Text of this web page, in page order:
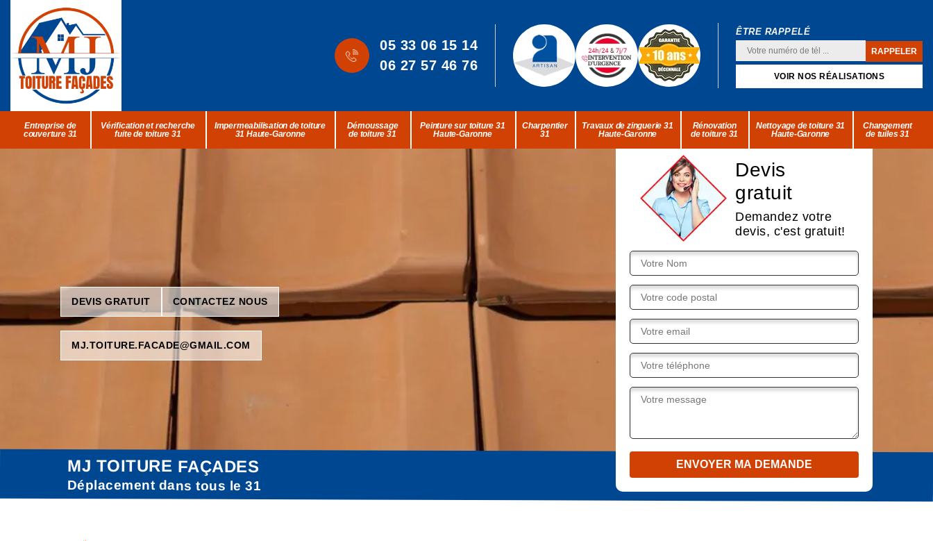
05 33 06 15 14
06 27 57 46 76
ÊTRE RAPPELÉ
VOIR NOS RÉALISATIONS
Entreprise de
couverture 31
Vérification et recherche
fuite de toiture 31
Impermeabilisation de toiture
31 Haute-Garonne
Démoussage
de toiture 31
Peinture sur toiture 31
Haute-Garonne
Charpentier
31
Travaux de zinguerie 31
Haute-Garonne
Rénovation
de toiture 31
Nettoyage de toiture 31
Haute-Garonne
Changement
de tuiles 31
DEVIS GRATUIT CONTACTEZ NOUS
MJ.TOITURE.FACADE@GMAIL.COM
Devis
gratuit
Demandez votre
devis, c'est gratuit!
MJ TOITURE FAÇADES
Déplacement dans tous le 31